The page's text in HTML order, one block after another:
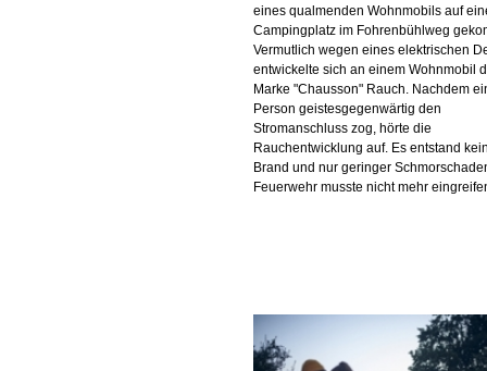
eines qualmenden Wohnmobils auf
Campingplatz im Fohrenbühlweg
Vermutlich wegen eines elektrischen
entwickelte sich an einem Wohnmobil
Marke "Chausson" Rauch. Nachdem
Person geistesgegenwärtig den
Stromanschluss zog, hörte die
Rauchentwicklung auf. Es entstand
Brand und nur geringer
Feuerwehr musste nicht mehr